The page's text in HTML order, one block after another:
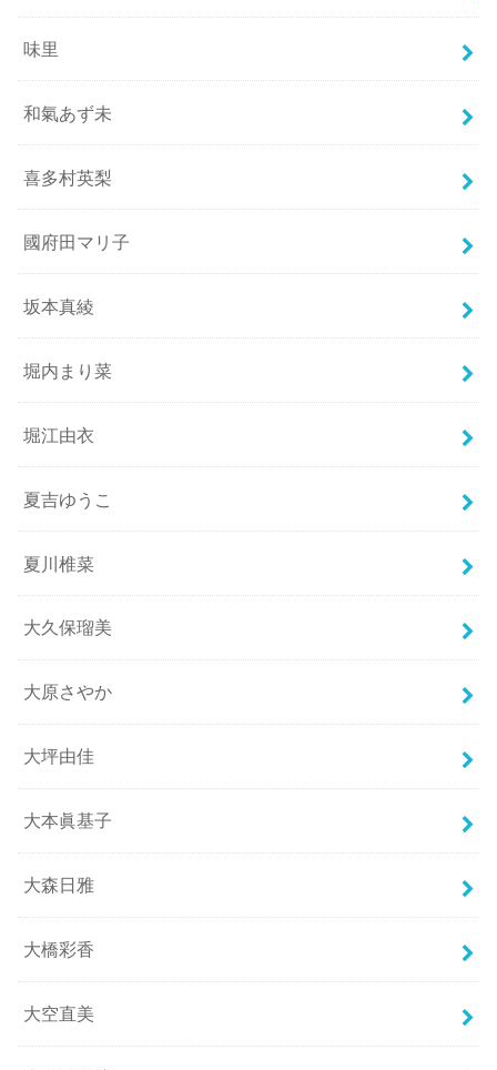
味里
和氣あず未
喜多村英梨
國府田マリ子
坂本真綾
堀内まり菜
堀江由衣
夏吉ゆうこ
夏川椎菜
大久保瑠美
大原さやか
大坪由佳
大本眞基子
大森日雅
大橋彩香
大空直美